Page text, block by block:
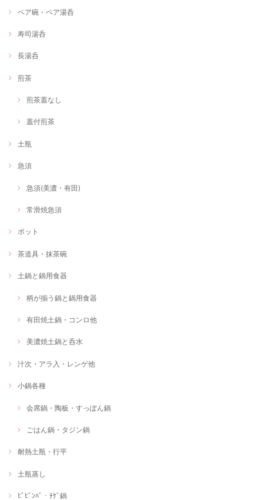
ペア碗・ペア湯呑
寿司湯呑
長湯呑
煎茶
煎茶蓋なし
蓋付煎茶
土瓶
急須
急須(美濃・有田)
常滑焼急須
ポット
茶道具・抹茶碗
土鍋と鍋用食器
柄が揃う鍋と鍋用食器
有田焼土鍋・コンロ他
美濃焼土鍋と呑水
汁次・アラ入・レンゲ他
小鍋各種
会席鍋・陶板・すっぽん鍋
ごはん鍋・タジン鍋
耐熱土瓶・行平
土瓶蒸し
ﾋﾞﾋﾞﾝﾊﾞ・ﾁｹﾞ鍋